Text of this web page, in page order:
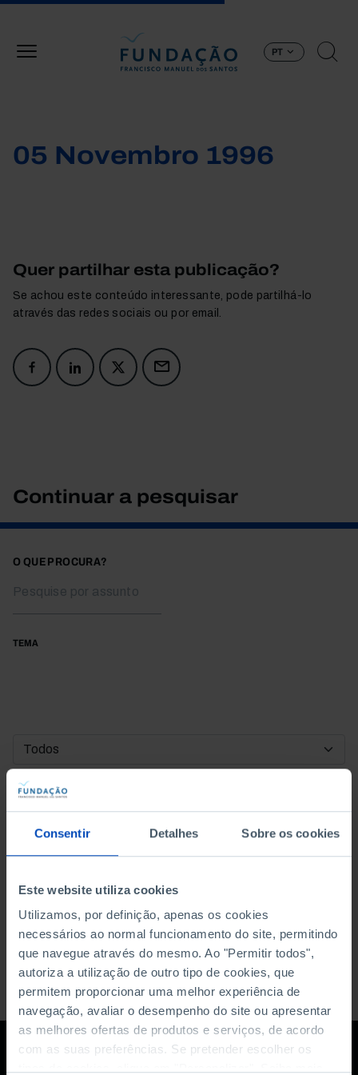
Consentir Detalhes Sobre os cookies
Este website utiliza cookies
Utilizamos, por definição, apenas os cookies
necessários ao normal funcionamento do site, permitindo
que navegue através do mesmo. Ao "Permitir todos",
autoriza a utilização de outro tipo de cookies, que
permitem proporcionar uma melhor experiência de
navegação, avaliar o desempenho do site ou apresentar
as melhores ofertas de produtos e serviços, de acordo
com as suas preferências. Se pretender escolher os
PT
05 Novembro 1996
Quer partilhar esta publicação?
Se achou este conteúdo interessante, pode partilhá-lo
através das redes sociais ou por email.
Continuar a pesquisar
O QUE PROCURA?
TEMA
DATA DE INÍCIO
DATA DE FIM